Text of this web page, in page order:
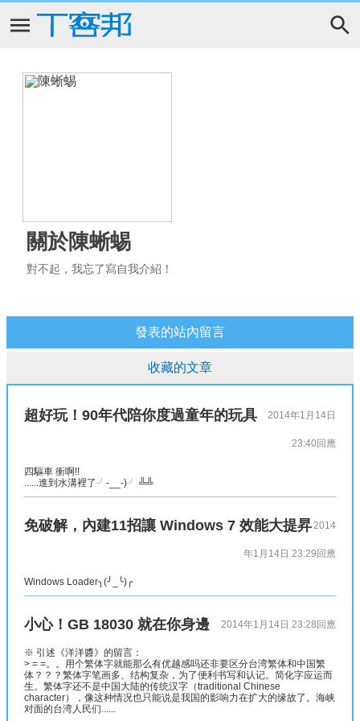
關於陳蜥蜴
對不起，我忘了寫自我介紹！
發表的站內留言
收藏的文章
超好玩！90年代陪你度過童年的玩具 2014年1月14日
23:40 回應
四驅車 衝啊!!
......進到水溝裡了╯-__-)╯ ╩╩
免破解，內建11招讓 Windows 7 效能大提昇2014
年1月14日 23:29 回應
Windows Loader╮(╯_╰)╭
小心！GB 18030 就在你身邊 2014年1月14日 23:28 回應
※ 引述《洋洋醬》的留言：
> = =。。用个繁体字就能那么有优越感吗还非要区分台湾繁体和中国繁
体？？？繁体字笔画多、结构复杂，为了便利书写和认记。简化字应运而
生。繁体字还不是中国大陆的传统汉字（traditional Chinese
character），像这种情况也只能说是我国的影响力在扩大的缘故了。海峡
对面的台湾人民们......